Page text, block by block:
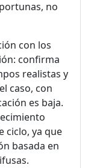
no
con los
confirma
realistas y
caso, con
es baja.
ciclo, ya que
basada en